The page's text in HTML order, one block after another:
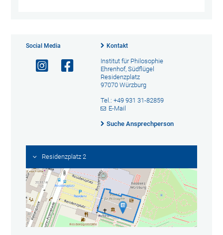
Social Media Kontakt
Institut für Philosophie
Ehrenhof, Südflügel
Residenzplatz
97070 Würzburg
Tel.: +49 931 31-82859
E-Mail
Suche Ansprechperson
Residenzplatz 2